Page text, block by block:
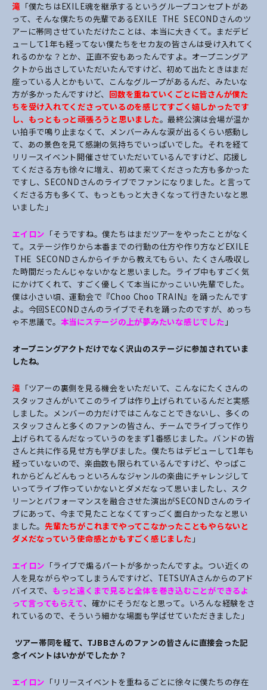
滝 「僕たちはEXILE魂を継承するというグループコンセプトがあ
って、そんな僕たちの先輩であるEXILE THE SECONDさんのツ
アーに帯同させていただけたことは、本当に大きくて。まだデビ
ューして1年も経ってない僕たちをセカ友の皆さんは受け入れてく
れるのかな？とか、正直不安もあったんですよ。オープニングア
クトから出さしていただいたんですけど、初めて出たときはまだ
座っている人とかもいて、こんなグループがあるんだ、みたいな
方が多かったんですけど、 回数を重ねていくごとに皆さんが僕た
ちを受け入れてくださっているのを感じてすごく嬉しかったです
し、もっともっと頑張ろうと思いました。最終公演は会場が温か
い拍手で鳴り止まなくて、メンバーみんな涙が出るくらい感動し
て、あの景色を見て感謝の気持ちでいっぱいでした。それを経て
リリースイベント開催させていただいているんですけど、応援し
てくださる方も徐々に増え、初めて来てくださった方も多かった
ですし、SECONDさんのライブでファンになりました。と言って
くださる方も多くて、もっともっと大きくなって行きたいなと思
いました」
エイロン 「そうですね。僕たちはまだツアーをやったことがなく
て。ステージ作りから本番までの行動の仕方や作り方などEXILE
THE SECONDさんからイチから教えてもらい、たくさん吸収し
た時間だったんじゃないかなと思いました。ライブ中もすごく気
にかけてくれて、すごく優しくて本当にかっこいい先輩でした。
僕は小さい頃、運動会で『Choo Choo TRAIN』を踊ったんです
よ。今回SECONDさんのライブでそれを踊ったのですが、めっち
ゃ不思議で。 本当にステージの上が夢みたいな感じでした 」
――オープニングアクトだけでなく沢山のステージに参加されていま
したね。
滝 「ツアーの裏側を見る機会をいただいて、こんなにたくさんの
スタッフさんがいてこのライブは作り上げられているんだと実感
しました。メンバーの力だけではこんなことできないし、多くの
スタッフさんと多くのファンの皆さん、チームでライブって作り
上げられてるんだなっていうのをまず1番感じました。バンドの皆
さんと共に作る見せ方も学びました。僕たちはデビューして1年も
経っていないので、楽曲数も限られているんですけど、やっぱこ
れからどんどんもっといろんなジャンルの楽曲にチャレンジして
いってライブ作っていかないとダメだなって思いましたし、スク
リーンとパフォーマンスを融合させた演出がSECONDさんのライ
ブにあって、今まで見たことなくてすっごく面白かったなと思い
ました。 先輩たちがこれまでやってこなかったこともやらないと
ダメだなっていう使命感とかもすごく感じました 」
エイロン 「ライブで煽るパートが多かったんですよ。つい近くの
人を見ながらやってしまうんですけど、TETSUYAさんからのアド
バイスで、 もっと遠くまで見ると全体を巻き込むことができるよ
って言ってもらえて、確かにそうだなと思って。いろんな経験をさ
れているので、そういう細かな場面も学ばせていただきました」
―― ツアー帯同を経て、TJBBさんのファンの皆さんに直接会った記
念イベントはいかがでしたか？
エイロン 「リリースイベントを重ねるごとに徐々に僕たちの存在